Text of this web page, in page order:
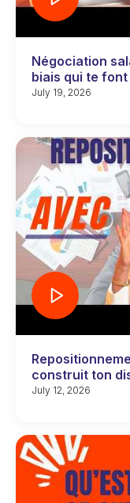
Négociation
biais qui te
July 19, 2026
construit ton
July 12, 2026